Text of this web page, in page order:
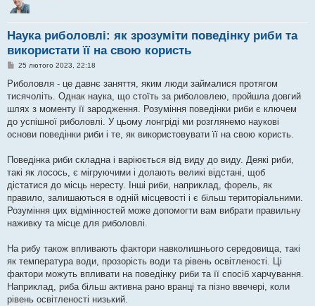
Наука риболовлі: як зрозуміти поведінку риби та
використати її на свою користь
П
в
д
о
л
е
я
25 лютого 2023, 22:18
Риболовля - це давнє заняття, яким люди займалися протягом
тисячоліть. Однак наука, що стоїть за риболовлею, пройшла довгий
шлях з моменту її зародження. Розуміння поведінки риби є ключем
до успішної риболовлі. У цьому лонгріді ми розглянемо наукові
основи поведінки риби і те, як використовувати її на свою користь.
Поведінка риби складна і варіюється від виду до виду. Деякі риби,
такі як лосось, є мігруючими і долають великі відстані, щоб
дістатися до місць нересту. Інші риби, наприклад, форель, як
правило, залишаються в одній місцевості і є більш територіальними.
Розуміння цих відмінностей може допомогти вам вибрати правильну
наживку та місце для риболовлі.
На рибу також впливають фактори навколишнього середовища, такі
як температура води, прозорість води та рівень освітленості. Ці
фактори можуть впливати на поведінку риби та її спосіб харчування.
Наприклад, риба більш активна рано вранці та пізно ввечері, коли
рівень освітленості низький.